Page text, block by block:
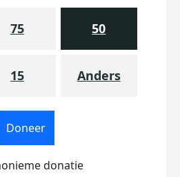
75 50
15 Anders
Doneer
donatie